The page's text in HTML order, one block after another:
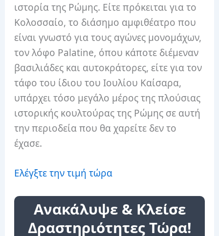
ιστορία της Ρώμης. Είτε πρόκειται για το
Κολοσσαίο, το διάσημο αμφιθέατρο που
είναι γνωστό για τους αγώνες μονομάχων,
τον λόφο Palatine, όπου κάποτε διέμεναν
βασιλιάδες και αυτοκράτορες, είτε για τον
τάφο του ίδιου του Ιουλίου Καίσαρα,
υπάρχει τόσο μεγάλο μέρος της πλούσιας
ιστορικής κουλτούρας της Ρώμης σε αυτή
την περιοδεία που θα χαρείτε δεν το
έχασε.
Ελέγξτε την τιμή τώρα
Ανακάλυψε & Κλείσε
Δραστηριότητες Τώρα!